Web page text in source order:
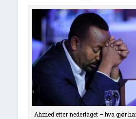
Ahmed etter nederlaget – hva gjør